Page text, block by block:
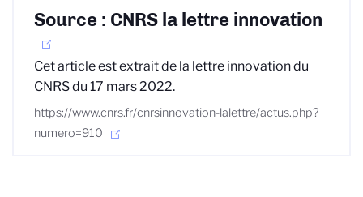
Source : CNRS la lettre innovation
Cet article est extrait de la lettre innovation du
CNRS du 17 mars 2022.
https://www.cnrs.fr/cnrsinnovation-lalettre/actus.php?
numero=910